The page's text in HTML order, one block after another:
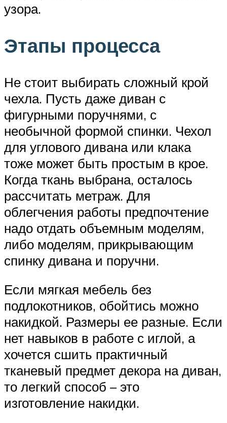
узора.
Этапы процесса
Не стоит выбирать сложный крой
чехла. Пусть даже диван с
фигурными поручнями, с
необычной формой спинки. Чехол
для углового дивана или клака
тоже может быть простым в крое.
Когда ткань выбрана, осталось
рассчитать метраж. Для
облегчения работы предпочтение
надо отдать объемным моделям,
либо моделям, прикрывающим
спинку дивана и поручни.
Если мягкая мебель без
подлокотников, обойтись можно
накидкой. Размеры ее разные. Если
нет навыков в работе с иглой, а
хочется сшить практичный
тканевый предмет декора на диван,
то легкий способ – это
изготовление накидки.